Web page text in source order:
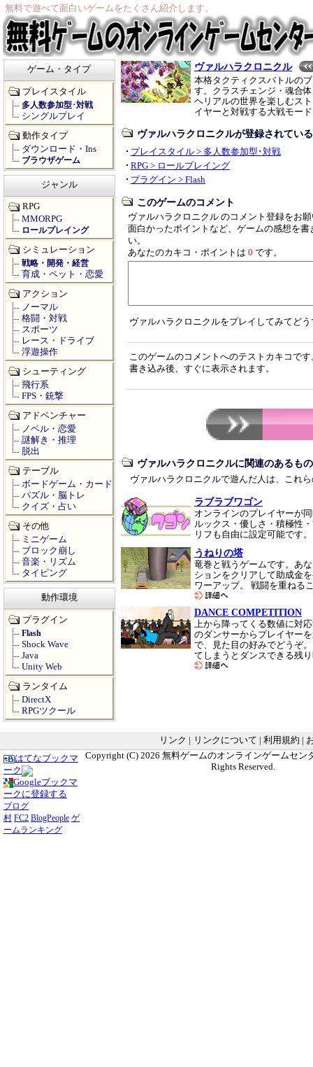
無料で遊べて面白いゲームをたくさん紹介します。
ヴァルハラクロニクル
本格タクティクスバトルの
す。クラスチェンジ・魂合
ヘリアルの世界を楽しむス
イヤーと対戦する大戦モー
ヴァルハラクロニクルが登録されてい
プレイスタイル > 多人数参加型･対戦
RPG > ロールプレイング
プラグイン > Flash
このゲームのコメント
ヴァルハラクロニクル のコメント登録をお
面白かったポイントなど、ゲームの感想を書
い。
あなたのカキコ・ポイントは 0 です。
ヴァルハラクロニクルをプレイしてみてど
このゲームのコメントへのテストカキコです
書き込み後、すぐに表示されます。
ヴァルハラクロニクルに関連のあるもの
ヴァルハラクロニクルで遊んだ人は、これ
ラブラブワゴン
オンラインのプレイヤーが
ルックス・優しさ・積極性
リフも自由に設定可能です
うねりの塔
竜巻と戦うゲームです。あ
ションをクリアして助成金
ワーアップ。 戦闘を重ねる
DANCE COMPETITION
上から降ってくる数値に対
のダンサーからプレイヤー
で、見た目の好みでどうぞ
てしまうとダンスできる残
ゲーム・タイプ
プレイスタイル
多人数参加型･対戦
シングルプレイ
動作タイプ
ダウンロード・Ins
ブラウザゲーム
ジャンル
RPG
MMORPG
ロールプレイング
シミュレーション
戦略・開発・経営
育成・ペット・恋愛
アクション
ノーマル
格闘・対戦
スポーツ
レース・ドライブ
浮遊操作
シューティング
飛行系
FPS・銃撃
アドベンチャー
ノベル・恋愛
謎解き・推理
脱出
テーブル
ボードゲーム・カード
パズル・脳トレ
クイズ・占い
その他
ミニゲーム
ブロック崩し
音楽・リズム
タイピング
動作環境
プラグイン
Flash
Shock Wave
Java
Unity Web
ランタイム
DirectX
RPGツクール
リンク リンクについて 利用規約
はてなブックマ
ーク
Googleブックマ
ークに登録する
ブログ
村 FC2 BlogPeople ゲ
ームランキング
Copyright (C) 2026 無料ゲームのオンラインゲームセン
Rights Reserved.